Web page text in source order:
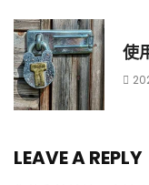
使
LEAVE A REPLY